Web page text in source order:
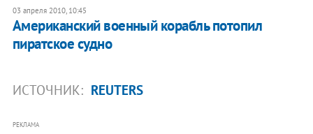
03 апреля 2010, 10:45
Американский военный корабль потопил
пиратское судно
ИСТОЧНИК: REUTERS
РЕКЛАМА